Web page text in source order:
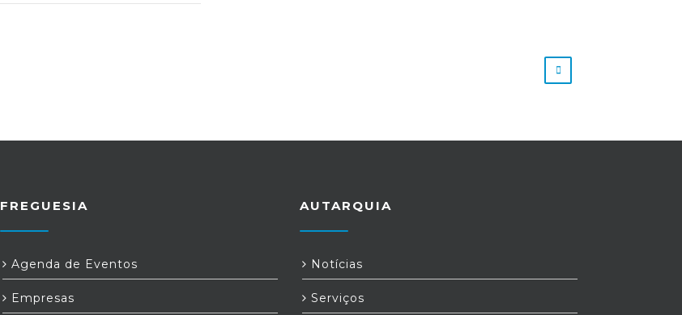
FREGUESIA
Agenda de Eventos
Empresas
AUTARQUIA
Notícias
Serviços